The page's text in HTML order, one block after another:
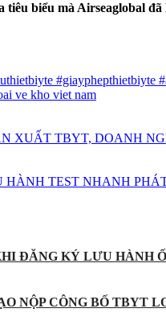
tiêu biểu mà Airseaglobal
#giayphepthietbiyte
ve kho viet nam
XUẤT TBYT, DOANH
TEST NHANH
ĐĂNG KÝ LƯU HÀNH
NỘP CÔNG BỐ TBYT